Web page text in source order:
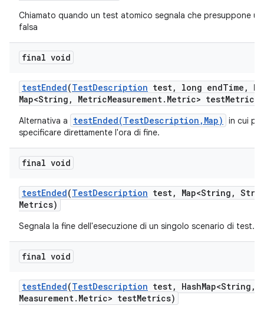
Chiamato quando un test atomico segnala che presuppone
falsa
final void
testEnded(TestDescription test, long endTime ,
Map<String , MetricMeasurement. Metric> testMetrics)
Alternativa a testEnded(TestDescription,Map)
in cui
specificare direttamente l'ora di fine.
final void
testEnded(TestDescription test, Map<String ,
Metrics)
Segnala la fine dell'esecuzione di un singolo scenario di test.
final void
testEnded(TestDescription test, HashMap<String ,
Measurement. Metric> testMetrics)